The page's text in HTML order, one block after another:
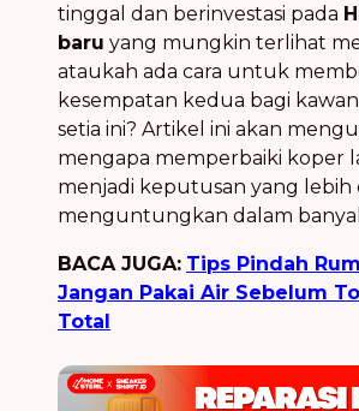
tinggal dan berinvestasi pada
baru yang mungkin terlihat
ataukah ada cara untuk
kesempatan kedua bagi
setia ini? Artikel ini akan
mengapa memperbaiki koper
menjadi keputusan yang lebih
menguntungkan dalam
BACA JUGA: Tips Pindah
Jangan Pakai Air Sebelum
Total